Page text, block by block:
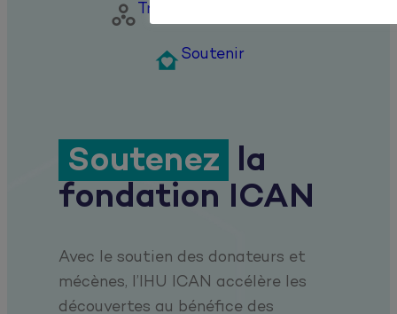
 Travailler avec nous
 Soutenir
Soutenez la
fondation ICAN
Avec le soutien des donateurs et
mécènes, l’IHU ICAN accélère les
découvertes au bénéfice des